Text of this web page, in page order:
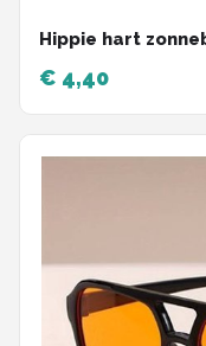
Hippie hart
€ 4,40